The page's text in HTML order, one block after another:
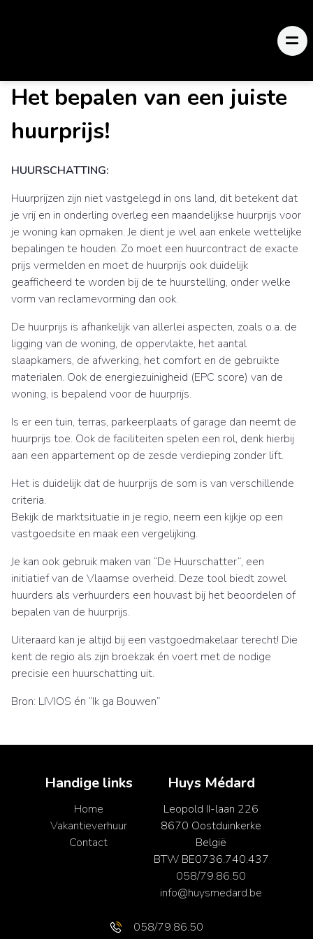
Het bepalen van een juiste
huurprijs!
HUURSCHATTING:
Huurprijzen zijn niet vastgelegd in ons land, dit betekent dat
je vrij en in onderling overleg een maandelijkse huurprijs voor
je woning kan opmaken. Je dient je wel aan enkele wettelijke
bepalingen te houden. Zo moet een huurcontract de exacte
prijs vermelden en moet de huurprijs ook duidelijk
geafficheerd te worden bij de te huurstelling, onder welke
vorm van reclamevorming dan ook.
De huurprijs is afhankelijk van allerlei aspecten, zoals o.a. de
ligging van de woning, de oppervlakte, het aantal
slaapkamers, de afwerking, het comfort en de gebruikte
materialen. Ook de energiezuinigheid (EPC score) van de
woning, is bepalend voor de huurprijs.
Is er een tuin, terras, parkeerplaats of garage dan neemt de
huurprijs toe. Ook de faciliteiten spelen een rol, denk hierbij
aan een appartement op de zesde verdieping zonder lift.
Het is duidelijk dat de huurprijs de som is van verschillende
criteria.
Bekijk de marktsituatie in je regio, neem een kijkje op een
vastgoedsite en maak een vergelijking.
Je kan ook gebruik maken van “De Huurschatter”, een
initiatief van de Vlaamse overheid. Deze tool biedt zowel
huurders als verhuurders een houvast bij het beoordelen of
bepalen van de huurprijs.
Uiteraard kan je altijd bij een vastgoedmakelaar terecht! Die
kent de regio als zijn broekzak én voert met de nodige
precisie een huurschatting uit.
Bron: LIVIOS én “Ik ga Bouwen”
Handige links
Home
Vakantieverhuur
Contact
Huys Médard
Leopold II-laan 226
8670 Oostduinkerke
België
BTW BE0736.740.437
058/79.86.50
info@huysmedard.be
058/79.86.50